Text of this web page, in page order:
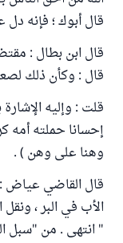
قال أبوك ؛ فإنه
قال ابن بطال :
قال : وكأن ذلك
قلت : وإليه
إحسانا حملته أمه
وهنا على وهن ) .
قال القاضي عياض
الأب في البر ،
" انتهى . من "سبل